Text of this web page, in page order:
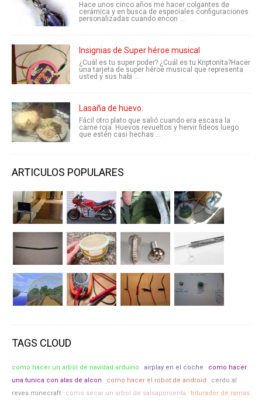
Hace unos cinco años me hacer colgantes de
cerámica y en busca de especiales configuraciones
personalizadas cuando encon ...
Insignias de Super héroe musical
¿Cuál es tu super poder? ¿Cuál es tu Kriptonita?Hacer
una tarjeta de super héroe musical que representa
usted y sus habi ...
Lasaña de huevo.
Fácil otro plato que salió cuando era escasa la
carne roja. Huevos revueltos y hervir fideos luego
que estén casi hechas ...
ARTICULOS POPULARES
TAGS CLOUD
como hacer un arbol de navidad arduino airplay en el coche
como hacer
una tunica con alas de alcon
como hacer el robot de android
cerdo al
reves minecraft
como secar un arbol de salsapimienta triturador de ramas